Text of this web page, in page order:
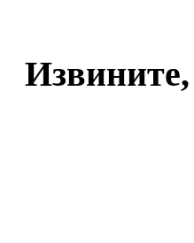
Извините,